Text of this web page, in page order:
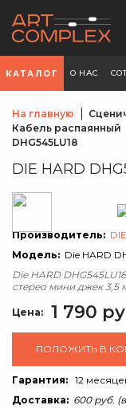
КАТАЛОГ О НАС
На главную
Кабель распаянный
DHG545LU18
DIE HARD
Производитель:
Модель: Die HARD
Die HARD
стерео мини джек 3,5
Цена: 1 790
ПОЛОЖИТЬ В
Гарантия: 12
Доставка: 600 руб.